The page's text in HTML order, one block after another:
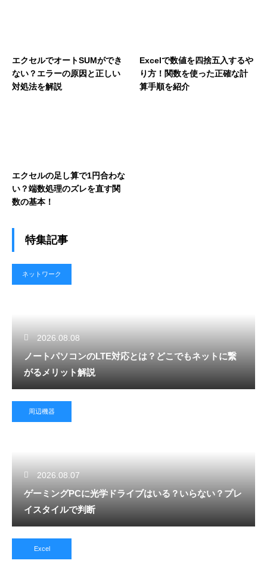
エクセルでオートSUMができ
ない？エラーの原因と正しい
対処法を解説
Excelで数値を四捨五入するや
り方！関数を使った正確な計
算手順を紹介
エクセルの足し算で1円合わな
い？端数処理のズレを直す関
数の基本！
特集記事
ネットワーク
2026.08.08
ノートパソコンのLTE対応とは？どこでもネットに繋
がるメリット解説
周辺機器
2026.08.07
ゲーミングPCに光学ドライブはいる？いらない？プレ
イスタイルで判断
Excel